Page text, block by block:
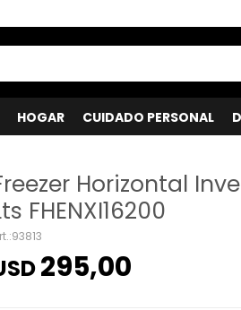
HOGAR CUIDADO PERSONAL
Horizontal
FHENXI16200
93813
295,00